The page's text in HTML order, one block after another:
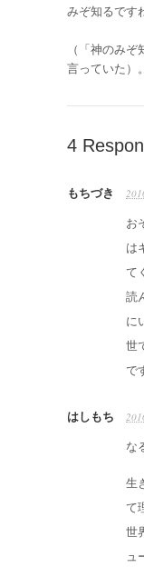
みぞ知るです
（「神のみ
言っていた）。
4
もちづき
お
は
て
読
に
世
で
はしもち
な
生
て
世
ュ